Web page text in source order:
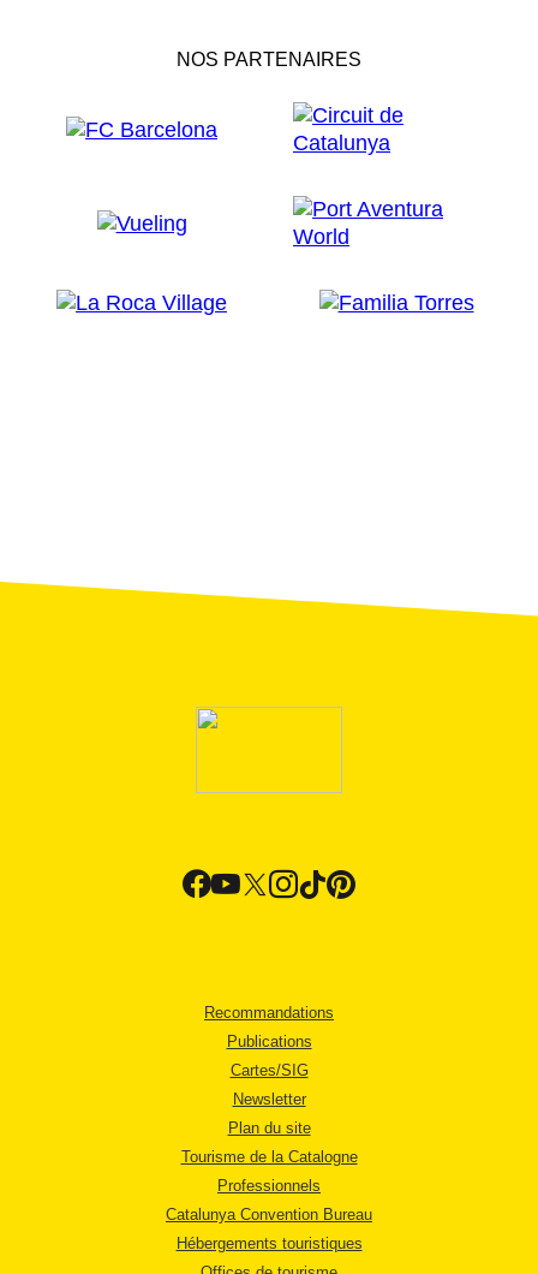
NOS PARTENAIRES
Recommandations
Publications
Cartes/SIG
Newsletter
Plan du site
Tourisme de la Catalogne
Professionnels
Catalunya Convention Bureau
Hébergements touristiques